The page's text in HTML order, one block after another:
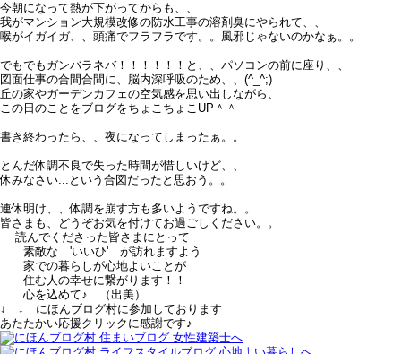
今朝になって熱が下がってからも、、
我がマンション大規模改修の防水工事の溶剤臭にやられて、、
喉がイガイガ、、頭痛でフラフラです。。風邪じゃないのかなぁ。。
でもでもガンバラネバ！！！！！！と、、パソコンの前に座り、、
図面仕事の合間合間に、脳内深呼吸のため、、(^_^;)
丘の家やガーデンカフェの空気感を思い出しながら、
この日のことをブログをちょこちょこUP＾＾
書き終わったら、、夜になってしまったぁ。。
とんだ体調不良で失った時間が惜しいけど、、
休みなさい...という合図だったと思おう。。
連休明け、、体調を崩す方も多いようですね。。
皆さまも、どうぞお気を付けてお過ごしください。。
読んでくださった皆さまにとって
素敵な 'いいひ' が訪れますよう...
家での暮らしが心地よいことが
住む人の幸せに繋がります！！
心を込めて♪ （出美）
↓ ↓ にほんブログ村に参加しております
あたたかい応援クリックに感謝です♪